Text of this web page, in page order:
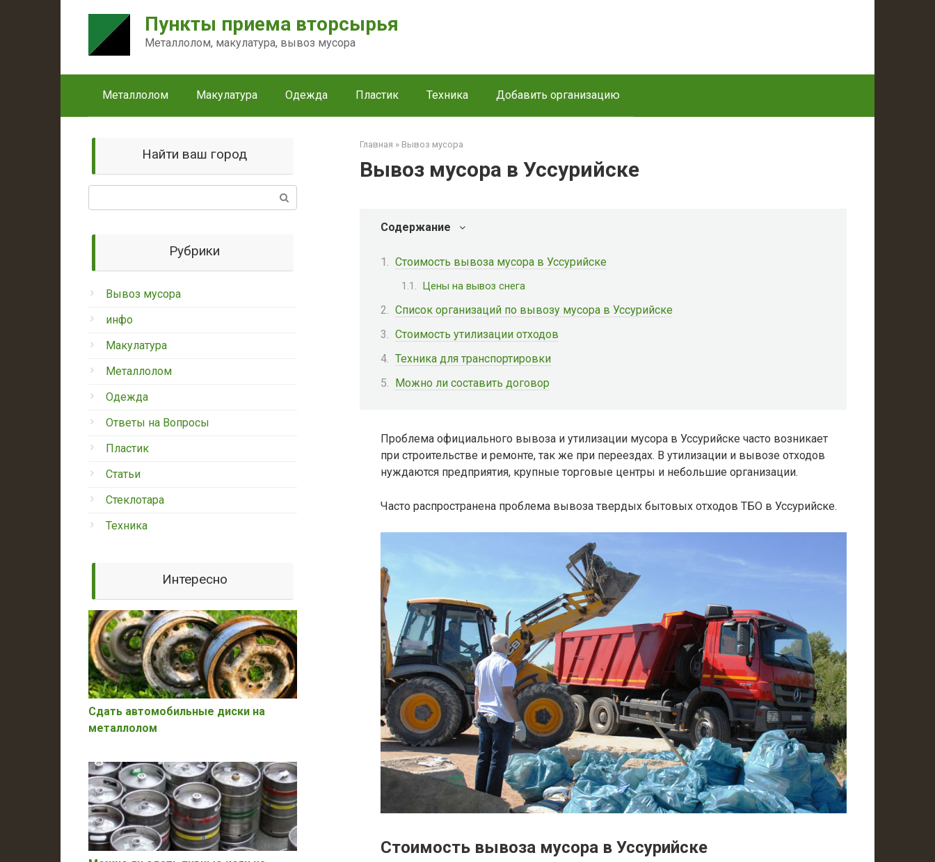
Пункты приема вторсырья
Металлолом, макулатура, вывоз мусора
Металлолом Макулатура Одежда Пластик Техника Добавить организацию
Главная » Вывоз мусора
Вывоз мусора в Уссурийске
Содержание
Стоимость вывоза мусора в Уссурийске
Цены на вывоз снега
Список организаций по вывозу мусора в Уссурийске
Стоимость утилизации отходов
Техника для транспортировки
Можно ли составить договор
Проблема официального вывоза и утилизации мусора в Уссурийске часто возникает
при строительстве и ремонте, так же при переездах. В утилизации и вывозе отходов
нуждаются предприятия, крупные торговые центры и небольшие организации.
Часто распространена проблема вывоза твердых бытовых отходов ТБО в Уссурийске.
Стоимость вывоза мусора в Уссурийске
Найти ваш город
Рубрики
Вывоз мусора
инфо
Макулатура
Металлолом
Одежда
Ответы на Вопросы
Пластик
Статьи
Стеклотара
Техника
Интересно
Сдать автомобильные диски на
металлолом